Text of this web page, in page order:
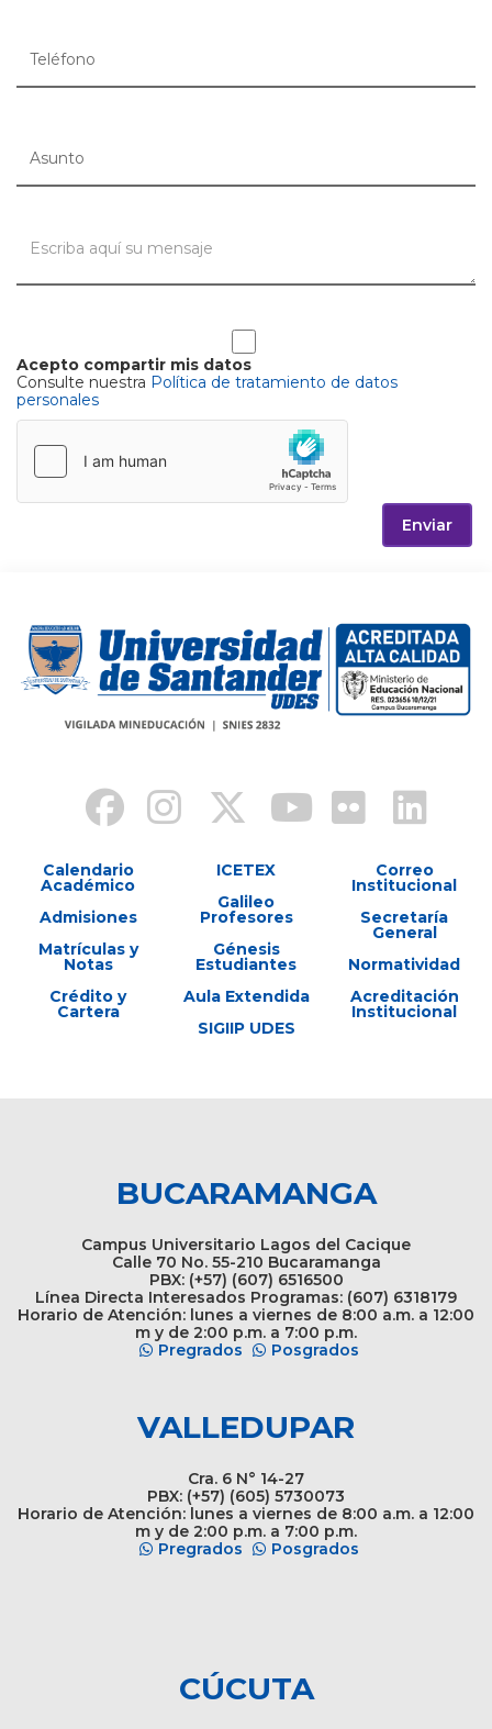
Acepto compartir mis datos
Consulte nuestra Política de tratamiento de datos
personales
Enviar
Calendario
Académico
Admisiones
Matrículas y
Notas
Crédito y
Cartera
ICETEX
Galileo
Profesores
Génesis
Estudiantes
Aula Extendida
SIGIIP UDES
Correo
Institucional
Secretaría
General
Normatividad
Acreditación
Institucional
BUCARAMANGA
Campus Universitario Lagos del Cacique
Calle 70 No. 55-210 Bucaramanga
PBX: (+57) (607) 6516500
Línea Directa Interesados Programas: (607) 6318179
Horario de Atención: lunes a viernes de 8:00 a.m. a 12:00
m y de 2:00 p.m. a 7:00 p.m.
Pregrados
Posgrados
VALLEDUPAR
Cra. 6 N° 14-27
PBX: (+57) (605) 5730073
Horario de Atención: lunes a viernes de 8:00 a.m. a 12:00
m y de 2:00 p.m. a 7:00 p.m.
Pregrados
Posgrados
CÚCUTA